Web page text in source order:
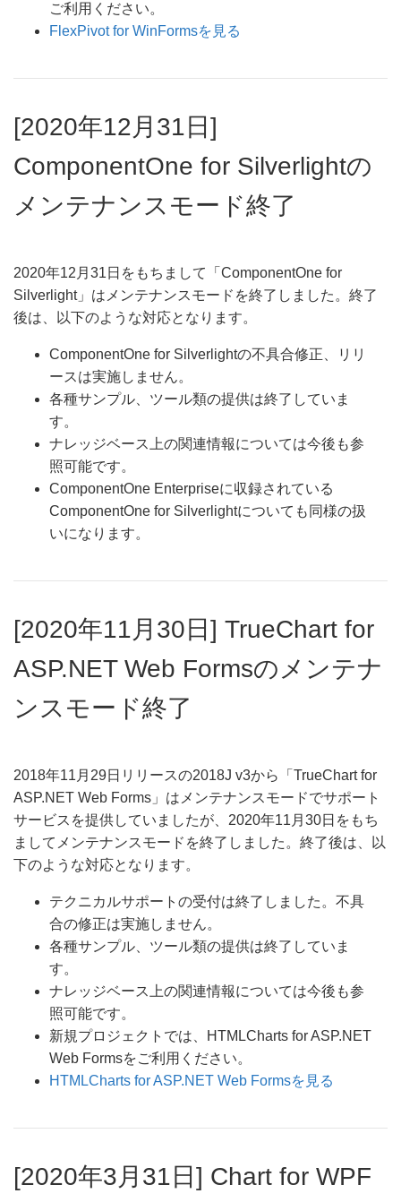
ご利用ください。
FlexPivot for WinFormsを見る
[2020年12月31日]
ComponentOne for Silverlightの
メンテナンスモード終了
2020年12月31日をもちまして「ComponentOne for
Silverlight」はメンテナンスモードを終了しました。終了
後は、以下のような対応となります。
ComponentOne for Silverlightの不具合修正、リリ
ースは実施しません。
各種サンプル、ツール類の提供は終了していま
す。
ナレッジベース上の関連情報については今後も参
照可能です。
ComponentOne Enterpriseに収録されている
ComponentOne for Silverlightについても同様の扱
いになります。
[2020年11月30日] TrueChart for
ASP.NET Web Formsのメンテナ
ンスモード終了
2018年11月29日リリースの2018J v3から「TrueChart for
ASP.NET Web Forms」はメンテナンスモードでサポート
サービスを提供していましたが、2020年11月30日をもち
ましてメンテナンスモードを終了しました。終了後は、以
下のような対応となります。
テクニカルサポートの受付は終了しました。不具
合の修正は実施しません。
各種サンプル、ツール類の提供は終了していま
す。
ナレッジベース上の関連情報については今後も参
照可能です。
新規プロジェクトでは、HTMLCharts for ASP.NET
Web Formsをご利用ください。
HTMLCharts for ASP.NET Web Formsを見る
[2020年3月31日] Chart for WPF